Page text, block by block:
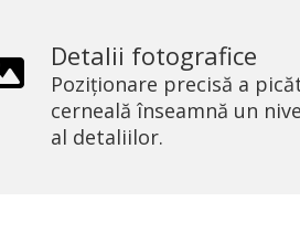
Detalii fotografice
Poziționare precisă a
cerneală înseamnă un
al detaliilor.